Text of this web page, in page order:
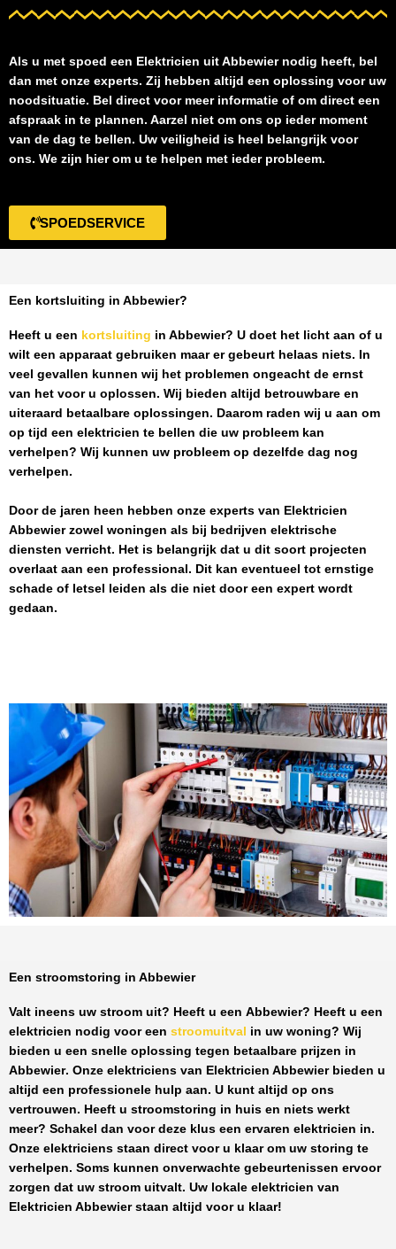
Als u met spoed een Elektricien uit Abbewier nodig heeft, bel
dan met onze experts. Zij hebben altijd een oplossing voor uw
noodsituatie. Bel direct voor meer informatie of om direct een
afspraak in te plannen. Aarzel niet om ons op ieder moment
van de dag te bellen. Uw veiligheid is heel belangrijk voor
ons. We zijn hier om u te helpen met ieder probleem.
SPOEDSERVICE
Een kortsluiting in Abbewier?
Heeft u een kortsluiting in Abbewier? U doet het licht aan of u
wilt een apparaat gebruiken maar er gebeurt helaas niets. In
veel gevallen kunnen wij het problemen ongeacht de ernst
van het voor u oplossen. Wij bieden altijd betrouwbare en
uiteraard betaalbare oplossingen. Daarom raden wij u aan om
op tijd een elektricien te bellen die uw probleem kan
verhelpen? Wij kunnen uw probleem op dezelfde dag nog
verhelpen.
Door de jaren heen hebben onze experts van Elektricien
Abbewierzowel woningen als bij bedrijven elektrische
diensten verricht. Het is belangrijk dat u dit soort projecten
overlaat aan een professional. Dit kan eventueel tot ernstige
schade of letsel leiden als die niet door een expert wordt
gedaan.
Een stroomstoring in Abbewier
Valt ineens uw stroom uit? Heeft u een Abbewier? Heeft u een
elektricien nodig voor een stroomuitval in uw woning? Wij
bieden u een snelle oplossing tegen betaalbare prijzen in
Abbewier. Onze elektriciens van Elektricien Abbewierbieden u
altijd een professionele hulp aan. U kunt altijd op ons
vertrouwen. Heeft u stroomstoring in huis en niets werkt
meer? Schakel dan voor deze klus een ervaren elektricien in.
Onze elektriciens staan direct voor u klaar om uw storing te
verhelpen. Soms kunnen onverwachte gebeurtenissen ervoor
zorgen dat uw stroom uitvalt. Uw lokale elektricien van
Elektricien Abbewierstaan altijd voor u klaar!